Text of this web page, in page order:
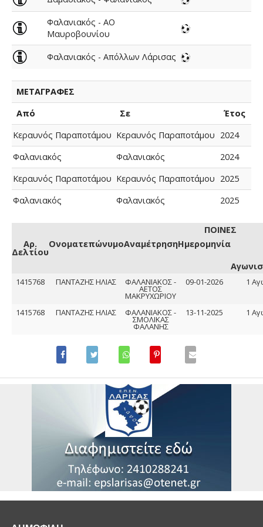
Φαλανιακός - ΑΟ
Μαυροβουνίου
Φαλανιακός - Απόλλων Λάρισας
ΜΕΤΑΓΡΑΦΕΣ
Από
Σε
Έτος
Κεραυνός Παραποτάμου Κεραυνός Παραποτάμου 2024
Φαλανιακός
Φαλανιακός
2024
Κεραυνός Παραποτάμου Κεραυνός Παραποτάμου 2025
Φαλανιακός
Φαλανιακός 2025
ΠΟΙΝΕΣ
Αρ.
Δελτίου
ΟνοματεπώνυμοΑναμέτρησηΗμερομηνία
1415768 ΠΑΝΤΑΖΗΣ ΗΛΙΑΣ ΦΑΛΑΝΙΑΚΟΣ -
ΑΕΤΟΣ
ΜΑΚΡΥΧΩΡΙΟΥ
09-01-2026 1
1415768 ΠΑΝΤΑΖΗΣ ΗΛΙΑΣ ΦΑΛΑΝΙΑΚΟΣ -
ΣΜΟΛΙΚΑΣ
ΦΑΛΑΝΗΣ
13-11-2025 1